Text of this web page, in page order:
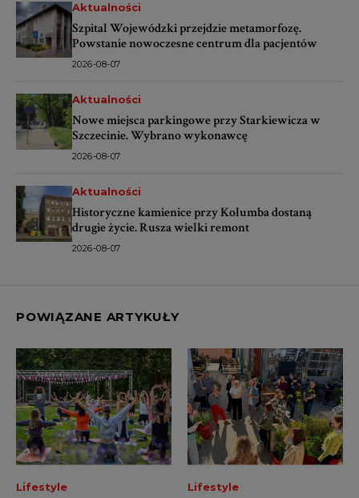
Aktualności
Szpital Wojewódzki przejdzie metamorfozę.
Powstanie nowoczesne centrum dla pacjentów
2026-08-07
Aktualności
Nowe miejsca parkingowe przy Starkiewicza w
Szczecinie. Wybrano wykonawcę
2026-08-07
Aktualności
Historyczne kamienice przy Kolumba dostaną
drugie życie. Rusza wielki remont
2026-08-07
POWIĄZANE ARTYKUŁY
Lifestyle Lifestyle